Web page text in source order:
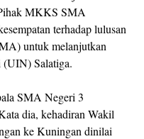
MKKS SMA
terhadap lulusan
untuk melanjutkan
(UIN) Salatiga.
SMA Negeri 3
dia, kehadiran Wakil
ke Kuningan dinilai